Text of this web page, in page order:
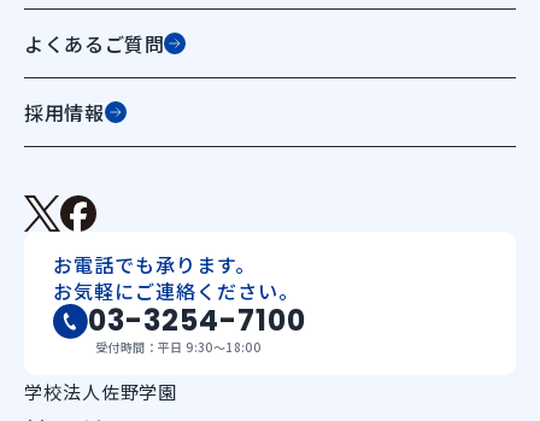
よくあるご質問
採用情報
お電話でも承ります。
お気軽にご連絡ください。
03-3254-7100
受付時間：平日 9:30〜18:00
学校法人佐野学園